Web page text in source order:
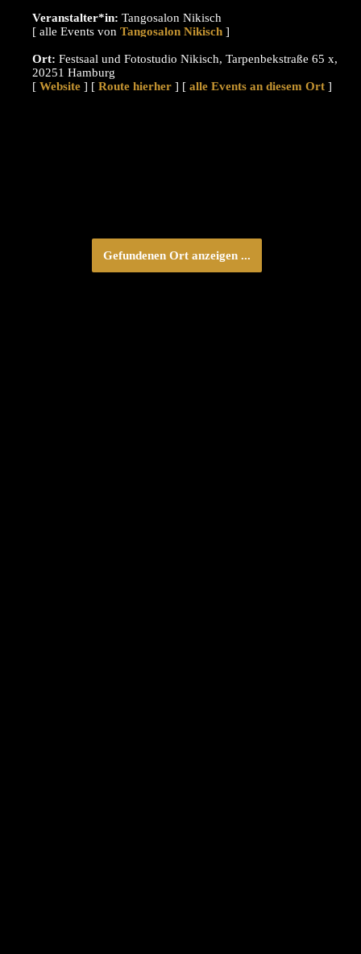
Veranstalter*in: Tangosalon Nikisch
[ alle Events von
]
Ort: Festsaal und Fotostudio Nikisch, Tarpenbekstraße 65 x,
20251 Hamburg
[ Website ] [ Route hierher ] [ alle Events an diesem Ort ]